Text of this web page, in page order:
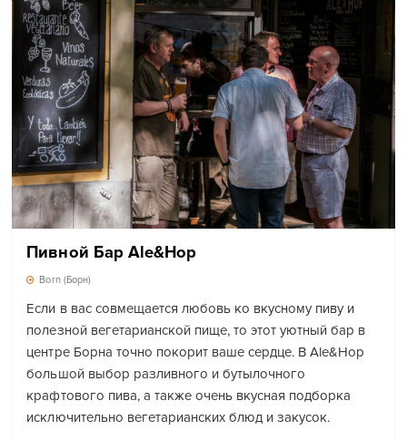
Пивной Бар Ale&Hop
Born (Борн)
Если в вас совмещается любовь ко вкусному пиву и
полезной вегетарианской пище, то этот уютный бар в
центре Борна точно покорит ваше сердце. В Ale&Hop
большой выбор разливного и бутылочного
крафтового пива, а также очень вкусная подборка
исключительно вегетарианских блюд и закусок.